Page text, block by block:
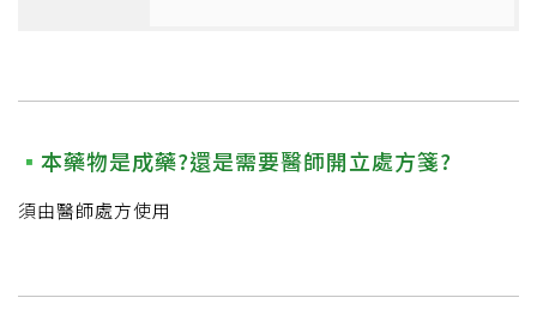
本藥物是成藥?還是需要醫師開立處方箋?
須由醫師處方使用